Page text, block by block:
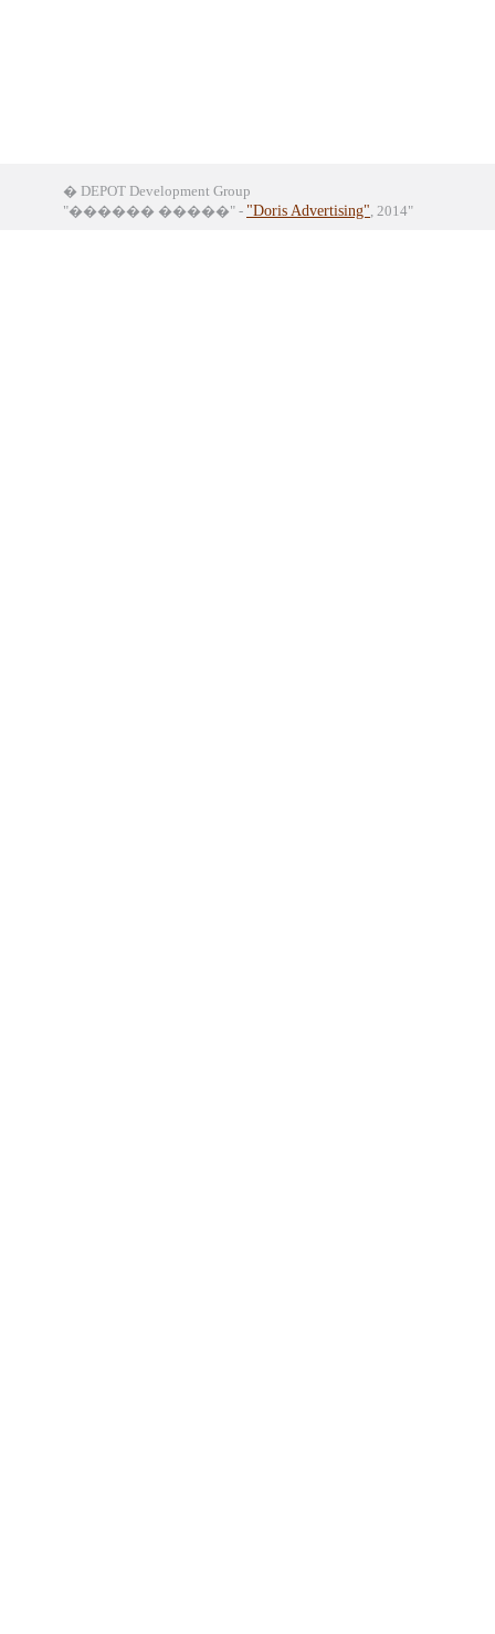
� DEPOT Development Group
"������ �����" - "Doris Advertising", 2014"